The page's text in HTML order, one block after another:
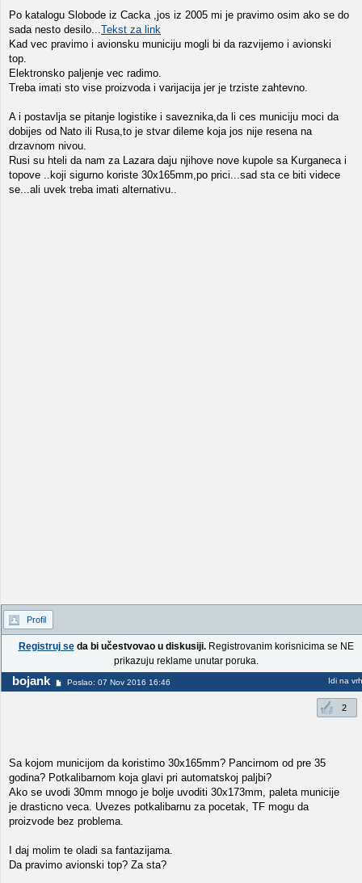
Po katalogu Slobode iz Cacka ,jos iz 2005 mi je pravimo osim ako se do
sada nesto desilo...Tekst za link
Kad vec pravimo i avionsku municiju mogli bi da razvijemo i avionski
top.
Elektronsko paljenje vec radimo.
Treba imati sto vise proizvoda i varijacija jer je trziste zahtevno.
A i postavlja se pitanje logistike i saveznika,da li ces municiju moci da
dobijes od Nato ili Rusa,to je stvar dileme koja jos nije resena na
drzavnom nivou.
Rusi su hteli da nam za Lazara daju njihove nove kupole sa Kurganeca i
topove ..koji sigurno koriste 30x165mm,po prici...sad sta ce biti videce
se...ali uvek treba imati alternativu..
Profil
Registruj seda bi učestvovao u diskusiji.Registrovanim korisnicima se NE
prikazuju reklame unutar poruka.
bojank Poslao: 07 Nov 2016 16:46 Idi na vrh
2
Sa kojom municijom da koristimo 30x165mm? Pancirnom od pre 35
godina? Potkalibarnom koja glavi pri automatskoj paljbi?
Ako se uvodi 30mm mnogo je bolje uvoditi 30x173mm, paleta municije
je drasticno veca. Uvezes potkalibarnu za pocetak, TF mogu da
proizvode bez problema.
I daj molim te oladi sa fantazijama.
Da pravimo avionski top? Za sta?